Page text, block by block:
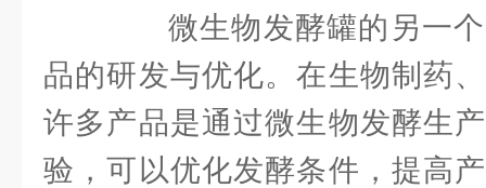
微生物发酵罐的另一个
品的研发与优化。在生物制药
许多产品是通过微生物发酵生
验，可以优化发酵条件，提高